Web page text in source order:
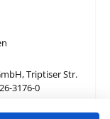
Triptiser Str.
3176-0